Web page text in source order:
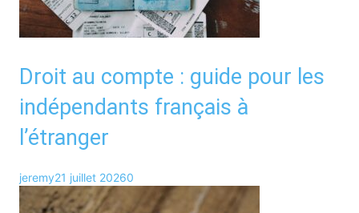
Droit au compte : guide pour les
indépendants français à
l’étranger
jeremy21 juillet 20260